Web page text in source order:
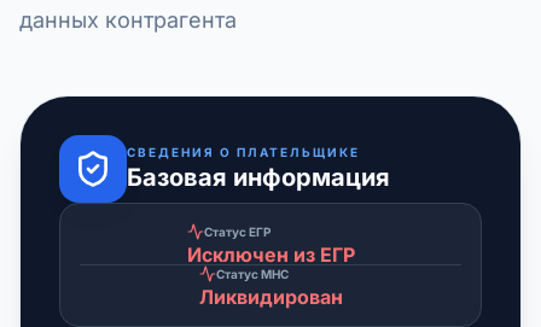
данных контрагента
СВЕДЕНИЯ О ПЛАТЕЛЬЩИКЕ
Базовая информация
Статус ЕГР
Исключен из ЕГР
Статус МНС
Ликвидирован